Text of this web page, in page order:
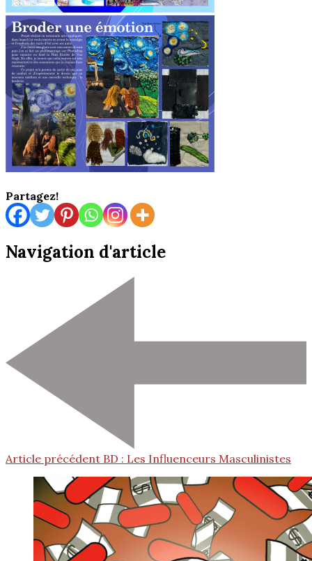
Partagez!
Navigation d'article
Article précédent BD : Les Influenceurs Masculinistes